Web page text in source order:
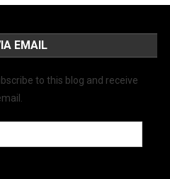
EMAIL
to this blog and receive